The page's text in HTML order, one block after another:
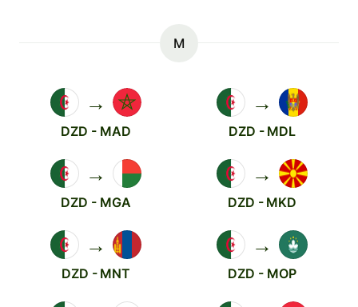
M
→
DZD - MAD
→
DZD - MDL
→
DZD - MGA
→
DZD - MKD
→
DZD - MNT
→
DZD - MOP